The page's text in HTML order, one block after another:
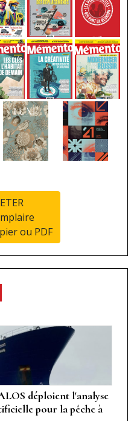
ou PDF
déploient l'analyse
pour la pêche à